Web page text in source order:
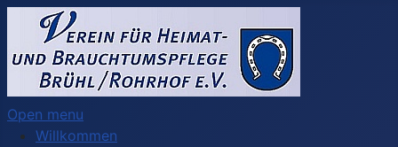
Open menu
Willkommen